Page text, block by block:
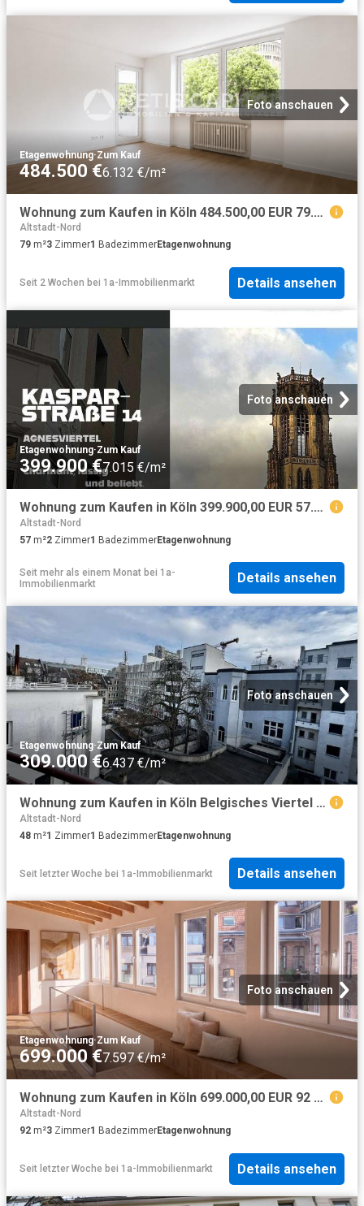
Foto anschauen
Etagenwohnung·Zum Kauf
484.500 €6.132 €/m²
Wohnung zum Kaufen in Köln 484.500,00 EUR 79.14 m²
Altstadt-Nord
79 m²3 Zimmer1 BadezimmerEtagenwohnung
Seit 2 Wochen bei 1a-Immobilienmarkt Details ansehen
Foto anschauen
Etagenwohnung·Zum Kauf
399.900 €7.015 €/m²
Wohnung zum Kaufen in Köln 399.900,00 EUR 57.71 m²
Altstadt-Nord
57 m²2 Zimmer1 BadezimmerEtagenwohnung
Seit mehr als einem Monat bei 1a-
Immobilienmarkt
Details ansehen
Foto anschauen
Etagenwohnung·Zum Kauf
309.000 €6.437 €/m²
Wohnung zum Kaufen in Köln Belgisches Viertel 309.000,00 EUR 48 m²
Altstadt-Nord
48 m²1 Zimmer1 BadezimmerEtagenwohnung
Seit letzter Woche bei 1a-Immobilienmarkt Details ansehen
Foto anschauen
Etagenwohnung·Zum Kauf
699.000 €7.597 €/m²
Wohnung zum Kaufen in Köln 699.000,00 EUR 92 m²
Altstadt-Nord
92 m²3 Zimmer1 BadezimmerEtagenwohnung
Seit letzter Woche bei 1a-Immobilienmarkt Details ansehen